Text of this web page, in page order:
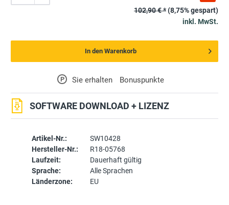
Artikel-Nr.:
SW10428
Hersteller-Nr.:
R18-05768
Laufzeit:
Dauerhaft gültig
Sprache:
Alle Sprachen
Länderzone:
EU
P Sie erhalten Bonuspunkte
SOFTWARE DOWNLOAD + LIZENZ
102,90 € *(8,75% gespart)
inkl. MwSt.
In den Warenkorb